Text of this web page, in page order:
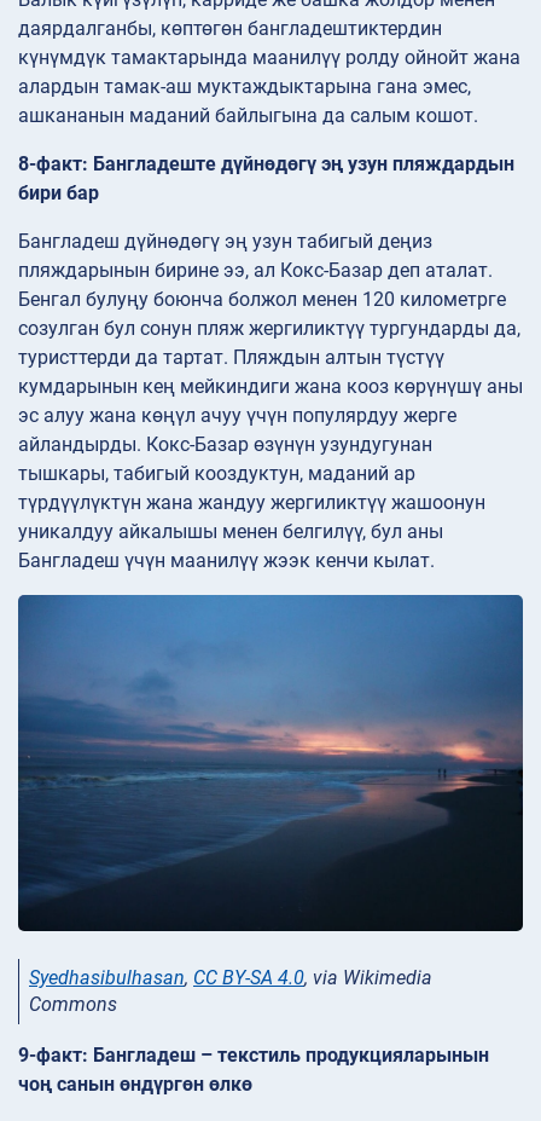
даярдалганбы, көптөгөн бангладештиктердин
күнүмдүк тамактарында маанилүү ролду ойнойт жана
алардын тамак-аш муктаждыктарына гана эмес,
ашкананын маданий байлыгына да салым кошот.
8-факт: Бангладеште дүйнөдөгү эң узун пляждардын
бири бар
Бангладеш дүйнөдөгү эң узун табигый деңиз
пляждарынын бирине ээ, ал Кокс-Базар деп аталат.
Бенгал булуңу боюнча болжол менен 120 километрге
созулган бул сонун пляж жергиликтүү тургундарды да,
туристтерди да тартат. Пляждын алтын түстүү
кумдарынын кең мейкиндиги жана кооз көрүнүшү аны
эс алуу жана көңүл ачуу үчүн популярдуу жерге
айландырды. Кокс-Базар өзүнүн узундугунан
тышкары, табигый кооздуктун, маданий ар
түрдүүлүктүн жана жандуу жергиликтүү жашоонун
уникалдуу айкалышы менен белгилүү, бул аны
Бангладеш үчүн маанилүү жээк кенчи кылат.
Syedhasibulhasan, CC BY-SA 4.0, via Wikimedia
Commons
9-факт: Бангладеш – текстиль продукцияларынын
чоң санын өндүргөн өлкө